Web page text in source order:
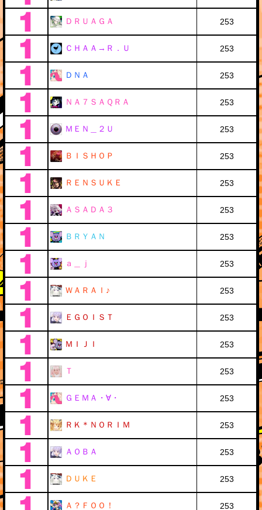
ＤＲＵＡＧＡ 253
ＣＨＡＡ→Ｒ．Ｕ 253
ＤＮＡ 253
ＮＡ７ＳＡＱＲＡ 253
ＭＥＮ＿２Ｕ 253
ＢＩＳＨＯＰ 253
ＲＥＮＳＵＫＥ 253
ＡＳＡＤＡ３ 253
ＢＲＹＡＮ 253
ａ＿ｊ 253
ＷＡＲＡＩ♪ 253
ＥＧＯＩＳＴ 253
ＭＩＪＩ 253
Ｔ 253
ＧＥＭＡ・∀・ 253
ＲＫ＊ＮＯＲＩＭ 253
ＡＯＢＡ 253
ＤＵＫＥ 253
Ａ？ＦＯＯ！ 253